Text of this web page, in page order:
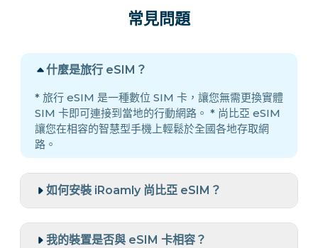
常見問題
什麼是旅行 eSIM？
* 旅行 eSIM 是一種數位 SIM 卡，讓您無需更換實體
SIM 卡即可連接到當地的行動網路。 * 尚比亞 eSIM
讓您在相容的智慧型手機上輕鬆於全國各地存取網
路。
如何安裝 iRoamly 尚比亞 eSIM？
我的裝置是否與 eSIM 卡相容？